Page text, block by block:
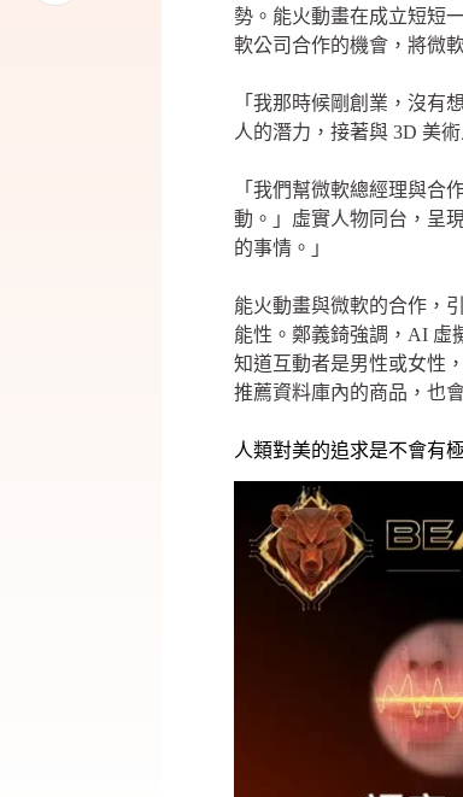
勢。能火動畫在成立短短
軟公司合作的機會，將微
「我那時候剛創業，沒有
人的潛力，接著與 3D 美
「我們幫微軟總經理與合
動。」虛實人物同台，呈
的事情。」
能火動畫與微軟的合作，
能性。鄭義錡強調，AI 虛
知道互動者是男性或女性
推薦資料庫內的商品，也
人類對美的追求是不會有